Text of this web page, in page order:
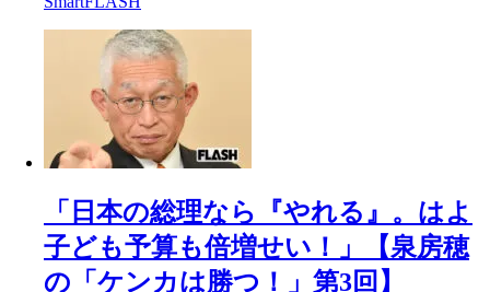
「日本の総理なら『やれる』。はよ
子ども予算も倍増せい！」【泉房穂
の「ケンカは勝つ！」第3回】